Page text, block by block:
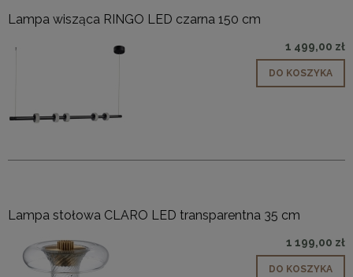
Lampa wisząca RINGO LED czarna 150 cm
1 499,00 zł
DO KOSZYKA
Lampa stołowa CLARO LED transparentna 35 cm
1 199,00 zł
DO KOSZYKA